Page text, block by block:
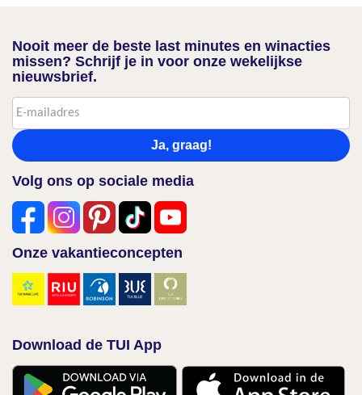
Nooit meer de beste last minutes en winacties
missen? Schrijf je in voor onze wekelijkse
nieuwsbrief.
Ja, graag!
Volg ons op sociale media
Onze vakantieconcepten
Download de TUI App